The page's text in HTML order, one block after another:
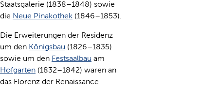
Staatsgalerie (1838–1848) sowie
die Neue Pinakothek (1846–1853).
Die Erweiterungen der Residenz
um den Königsbau (1826–1835)
sowie um den Festsaalbau am
Hofgarten (1832–1842) waren an
das Florenz der Renaissance